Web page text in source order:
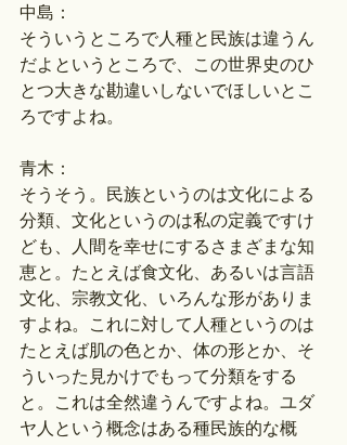
中島：
そういうところで人種と民族は違うん
だよというところで、この世界史のひ
とつ大きな勘違いしないでほしいとこ
ろですよね。
青木：
そうそう。民族というのは文化による
分類、文化というのは私の定義ですけ
ども、人間を幸せにするさまざまな知
恵と。たとえば食文化、あるいは言語
文化、宗教文化、いろんな形がありま
すよね。これに対して人種というのは
たとえば肌の色とか、体の形とか、そ
ういった見かけでもって分類をする
と。これは全然違うんですよね。ユダ
ヤ人という概念はある種民族的な概